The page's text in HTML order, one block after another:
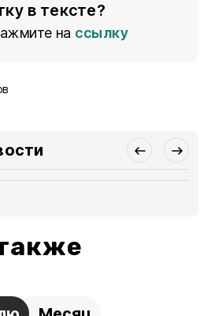
в тексте?
на ссылку